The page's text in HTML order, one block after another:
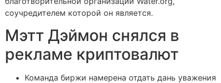
соучредителем которой он является.
Мэтт Дэймон снялся в
рекламе криптовалют
Команда биржи намерена отдать дань уважения